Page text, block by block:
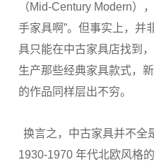
（Mid-Century Modern）
手家具啊”。但事实上，并
具只能在中古家具店找到
生产那些经典家具款式，
的作品同样层出不穷。
换言之，中古家具并不全
1930-1970 年代北欧风格